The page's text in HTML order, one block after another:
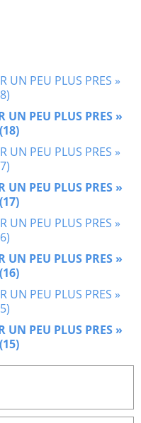
UN PEU PLUS PRES »
UN PEU PLUS PRES »
UN PEU PLUS PRES »
UN PEU PLUS PRES »